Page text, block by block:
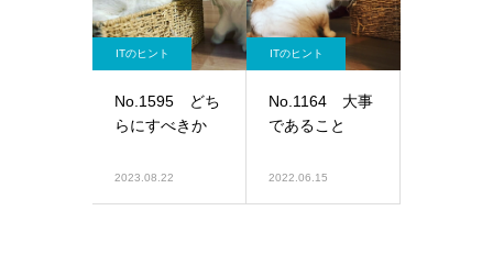
ITのヒント
No.1595 どち
らにすべきか
2023.08.22
ITのヒント
No.1164 大事
であること
2022.06.15